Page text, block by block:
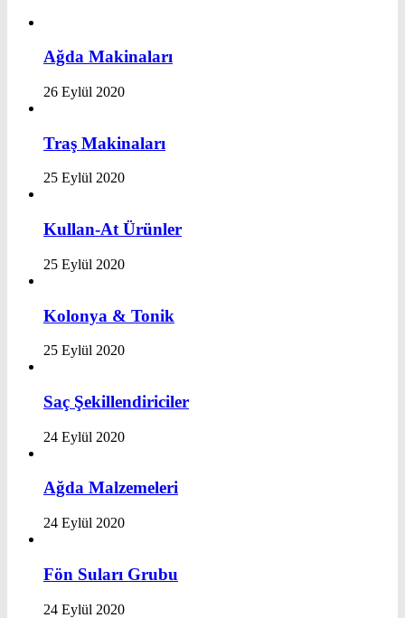
Ağda Makinaları
26 Eylül 2020
Traş Makinaları
25 Eylül 2020
Kullan-At Ürünler
25 Eylül 2020
Kolonya & Tonik
25 Eylül 2020
Saç Şekillendiriciler
24 Eylül 2020
Ağda Malzemeleri
24 Eylül 2020
Fön Suları Grubu
24 Eylül 2020